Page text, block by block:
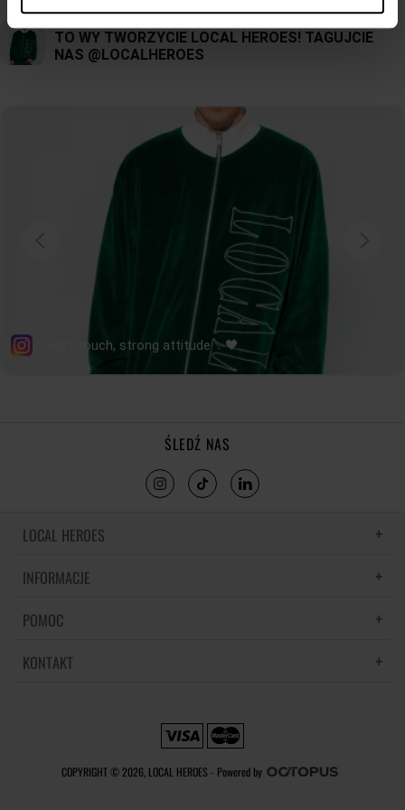
skarpetki frotte w wersji damskiej, bardzo stylowo prezentują się również w
zestawieniu zkrótką spódniczką,sukienką
mikołajkowych prezentów. Jeżeli szukasz skarpet na prezent postaw na stylowe,
modne skarpetki dobrej jakości, takie, jakie znajdziesz w ofercie Local Heroes!
ŚLEDŹ NAS
LOCAL HEROES
LH MEMORIES
INFORMACJE
POLITYKA PRYWATNOŚCI
REGULAMINY PROMOCJI
POMOC
CZĘSTE PYTANIA
KONTAKT
COPYRIGHT © 2026, LOCAL HEROES - Powered by